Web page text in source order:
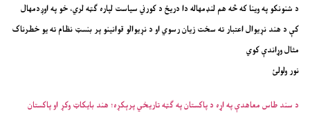
د شنونکو په وینا که څه هم لنډمهاله دا دریځ د کورني سیاست لپاره ګټه لري، خو په اوږدمهال
کې د هند نړیوال اعتبار ته سخت زیان رسوي او د نړیوالو قوانینو پر بنسټ نظام ته یو خطرناک
مثال وړاندې کوي
نور ولولئ
د سند طاس معاهدې په اړه د پاکستان په ګټه تاریخي پرېکړه؛ هند بایکاټ وکړ او پاکستان